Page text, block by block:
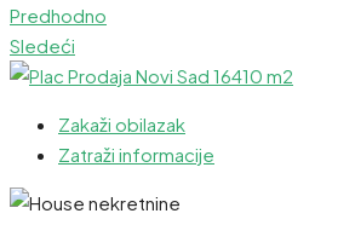
Predhodno
Sledeći
Zakaži obilazak
Zatraži informacije